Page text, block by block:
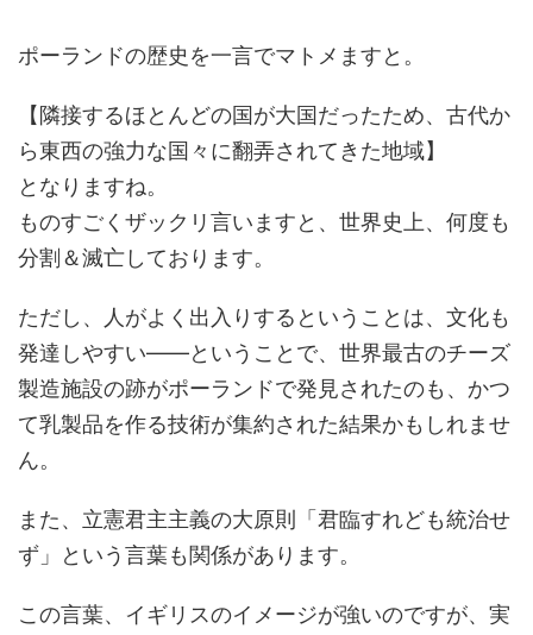
ポーランドの歴史を一言でマトメますと。
【隣接するほとんどの国が大国だったため、古代か
ら東西の強力な国々に翻弄されてきた地域】
となりますね。
ものすごくザックリ言いますと、世界史上、何度も
分割＆滅亡しております。
ただし、人がよく出入りするということは、文化も
発達しやすい――ということで、世界最古のチーズ
製造施設の跡がポーランドで発見されたのも、かつ
て乳製品を作る技術が集約された結果かもしれませ
ん。
また、立憲君主主義の大原則「君臨すれども統治せ
ず」という言葉も関係があります。
この言葉、イギリスのイメージが強いのですが、実